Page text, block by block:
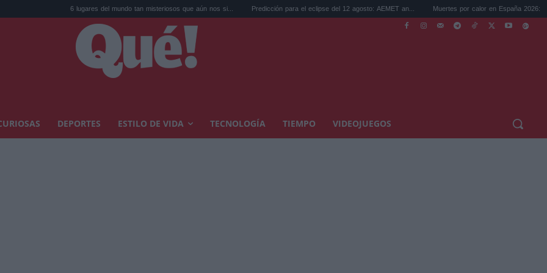
6 lugares del mundo tan misteriosos que aún nos si... Predicción para el eclipse del 12 agosto: AEMET an... Muertes por calor en España 2026: el verano más ca...
DEPORTES ESTILO DE VIDA TECNOLOGÍA TIEMPO VIDEOJUEGOS